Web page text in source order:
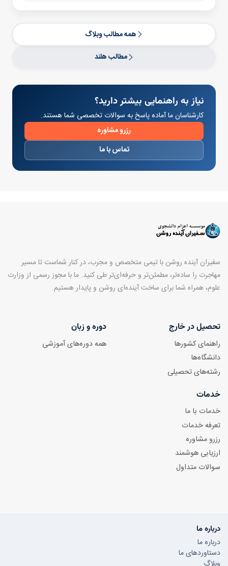
همه مطالب وبلاگ
مطالب هلند
نیاز به راهنمایی بیشتر دارید؟
کارشناسان ما آماده پاسخ به سوالات تخصصی شما هستند.
رزرو مشاوره
تماس با ما
سفیران آینده روشن با تیمی متخصص و مجرب، در کنار شماست تا مسیر
مهاجرت را ساده‌تر، مطمئن‌تر و حرفه‌ای‌تر طی کنید. ما با مجوز رسمی از وزارت
علوم، همراه شما برای ساخت آینده‌ای روشن و پایدار هستیم.
تحصیل در خارج
راهنمای کشورها
دانشگاه‌ها
رشته‌های تحصیلی
دوره و زبان
همه دوره‌های آموزشی
خدمات
خدمات با ما
تعرفه خدمات
رزرو مشاوره
ارزیابی هوشمند
سوالات متداول
درباره ما
درباره ما
دستاوردهای ما